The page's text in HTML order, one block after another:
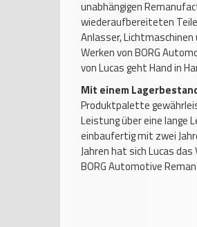
unabhängigen
wiederaufbereiteten
Anlasser,
Werken von BORG
von Lucas geht Hand in
Mit einem
Produktpalette
Leistung über eine lange
einbaufertig mit zwei
Jahren hat sich Lucas
BORG Automotive